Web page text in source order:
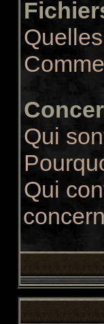
Qui
Qui